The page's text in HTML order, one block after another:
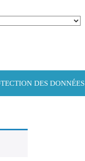
DES DONNÉES